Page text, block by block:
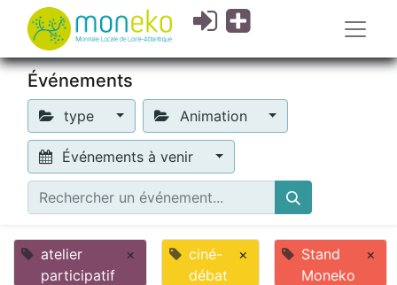
Événements
type Animation
Événements à venir
atelier
participatif
×
ciné-
débat
×
Stand
Moneko
×